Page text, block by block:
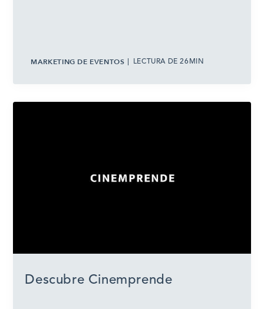
MARKETING DE EVENTOS LECTURA DE 26MIN
Descubre Cinemprende